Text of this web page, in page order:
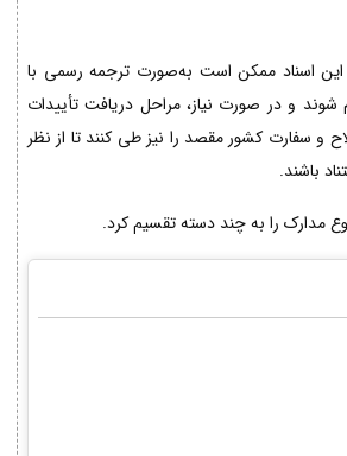
اسناد ممکن است به‌صورت ترجمه رسمی با
و در صورت نیاز، مراحل دریافت تأییدات
و سفارت کشور مقصد را نیز طی کنند تا از نظر
باشند.
مدارک را به چند دسته تقسیم کرد.